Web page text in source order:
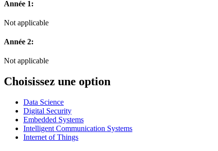
Année 1:
Not applicable
Année 2:
Not applicable
Choisissez une option
Data Science
Digital Security
Embedded Systems
Intelligent Communication Systems
Internet of Things